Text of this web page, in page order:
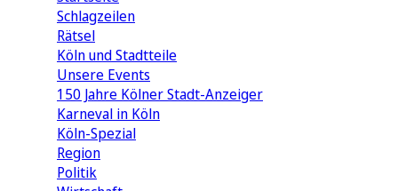
Schlagzeilen
Rätsel
Köln und Stadtteile
Unsere Events
150 Jahre Kölner Stadt-Anzeiger
Karneval in Köln
Köln-Spezial
Region
Politik